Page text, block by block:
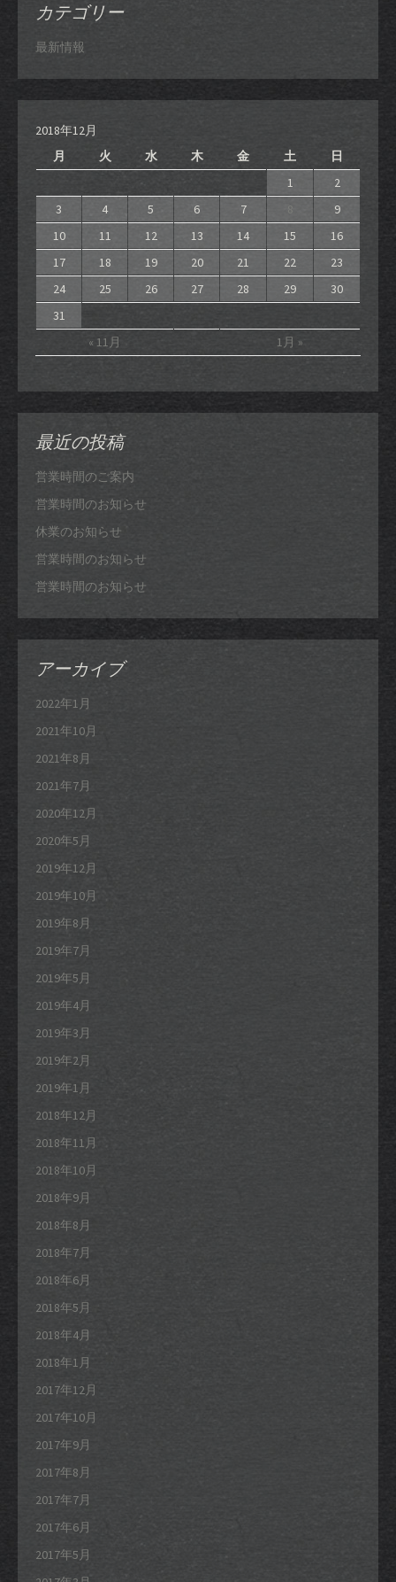
カテゴリー
最新情報
2018年12月
月
火 水 木 金 土 日
« 11月 1月 »
1
2
3
4 5 6 7 8
9
10
11 12 13 14 15
16
17
18 19 20 21 22
23
24
25 26 27 28 29
30
31
最近の投稿
営業時間のご案内
営業時間のお知らせ
休業のお知らせ
営業時間のお知らせ
営業時間のお知らせ
アーカイブ
2022年1月
2021年10月
2021年8月
2021年7月
2020年12月
2020年5月
2019年12月
2019年10月
2019年8月
2019年7月
2019年5月
2019年4月
2019年3月
2019年2月
2019年1月
2018年12月
2018年11月
2018年10月
2018年9月
2018年8月
2018年7月
2018年6月
2018年5月
2018年4月
2018年1月
2017年12月
2017年10月
2017年9月
2017年8月
2017年7月
2017年6月
2017年5月